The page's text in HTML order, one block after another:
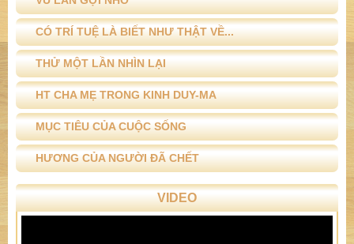
CÓ TRÍ TUỆ LÀ BIẾT NHƯ THẬT VỀ...
THỬ MỘT LẦN NHÌN LẠI
HT CHA MẸ TRONG KINH DUY-MA
MỤC TIÊU CỦA CUỘC SỐNG
HƯƠNG CỦA NGƯỜI ĐÃ CHẾT
VIDEO